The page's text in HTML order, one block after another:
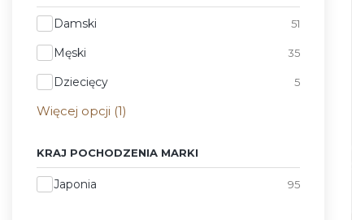
PłećDamski 51
Męski 35
Dziecięcy 5
Więcej opcji (1)
KRAJ POCHODZENIA MARKI
Kraj pochodzenia marki
Japonia 95